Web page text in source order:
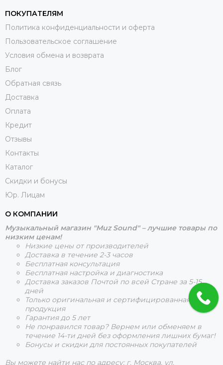
ПОКУПАТЕЛЯМ
Политика конфиденциальности и оферта
Пользовательское соглашение
Условия обмена и возврата
Блог
Обратная связь
Доставка
Оплата
Кредит
Отзывы
Контакты
Каталог
Скидки и бонусы
Юр. Лицам
О КОМПАНИИ
Музыкальный магазин "Muz Sound" – лучшие товары по
низким ценам!
Низкие цены от производителей
Доставка в течение 2-3 часов
Бесплатная консультация
Бесплатная настройка и диагностика
Доставка заказов Почтой по всей Стране за 5-15
дней
Только оригинальная и сертифицированная
продукция
Гарантия до 5 лет
Не понравился товар? Вернем или обменяем в
течение 14-ти дней без оформления лишних бумаг!
Бонусы и скидки для постоянных покупателей
Вы можете найти нас по адресу: г. Москва, ул.